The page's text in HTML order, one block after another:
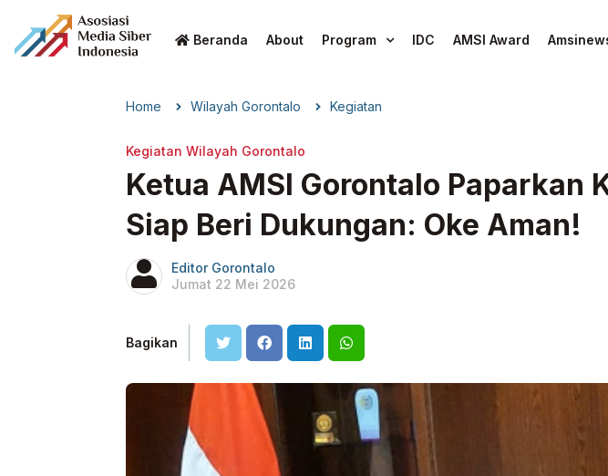
Beranda About Program IDC AMSI Award
Home Wilayah Gorontalo Kegiatan
Kegiatan Wilayah Gorontalo
Ketua AMSI Gorontalo Paparkan
Siap Beri Dukungan: Oke Aman!
Editor Gorontalo
Jumat 22 Mei 2026
Bagikan